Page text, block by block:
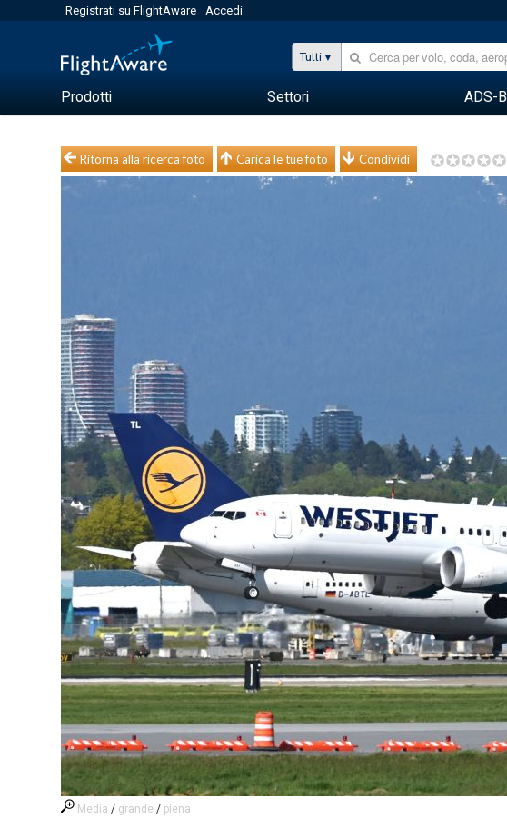
Registrati su FlightAware Accedi
Tutti
Prodotti Settori ADS-B
Ritorna alla ricerca foto Carica le tue foto Condividi
Media / grande / piena